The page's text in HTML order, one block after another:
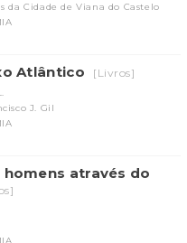
da Cidade de Viana do Castelo
Atlântico [Livros]
J. Gil
através do